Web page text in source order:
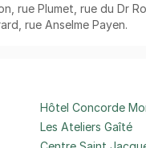
rue Plumet, rue du Dr
rue Anselme Payen.
Hôtel Concorde
Les Ateliers Gaîté